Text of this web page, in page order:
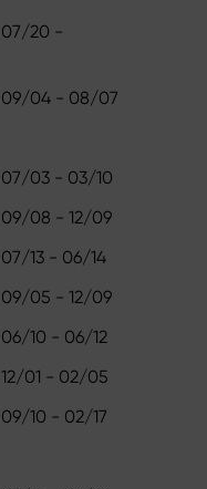
07/20 -
09/04 - 08/07
07/03 - 03/10
09/08 - 12/09
07/13 - 06/14
09/05 - 12/09
06/10 - 06/12
12/01 - 02/05
09/10 - 02/17